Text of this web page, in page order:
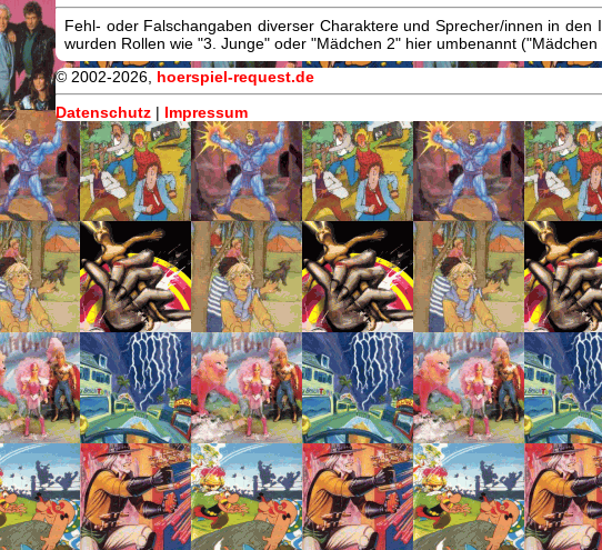
Fehl- oder Falschangaben diverser Charaktere und Sprecher/innen in
wurden Rollen wie "3. Junge" oder "Mädchen 2" hier umbenannt
© 2002-2026, hoerspiel-request.de
Datenschutz | Impressum